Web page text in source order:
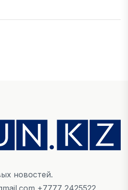
предлагая
проценты?
новостей.